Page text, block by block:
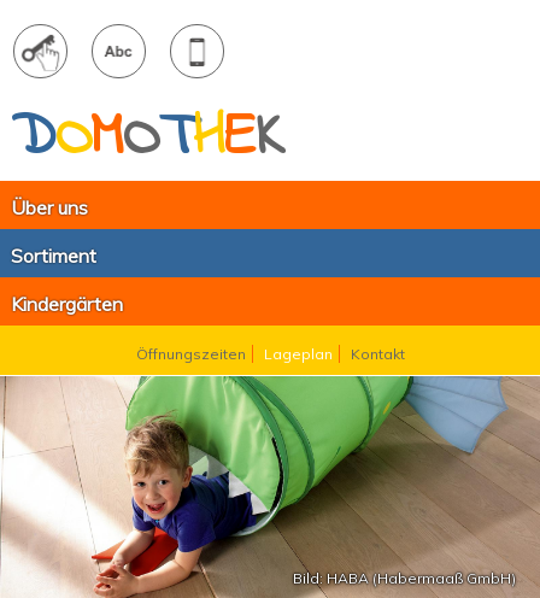
DOMOTHEK
Über uns
Sortiment
Kindergärten
Öffnungszeiten Lageplan Kontakt
Bild: HABA (Habermaaß GmbH)